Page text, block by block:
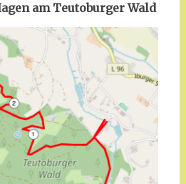
am Teutoburger Wald